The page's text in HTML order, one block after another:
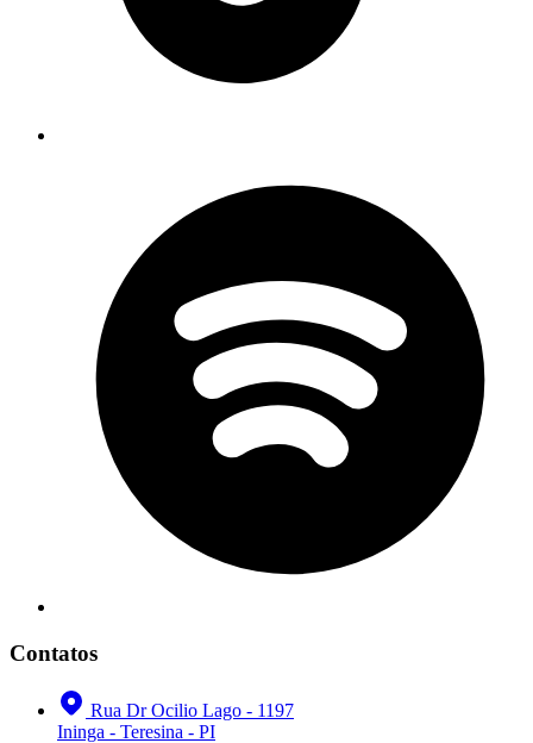
Contatos
Rua Dr Ocilio Lago - 1197
Ininga - Teresina - PI